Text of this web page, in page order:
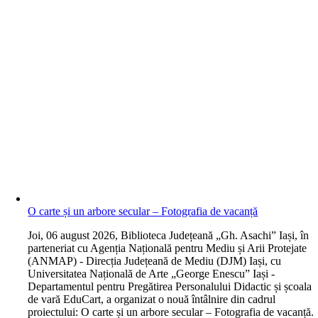
O carte și un arbore secular – Fotografia de vacanță
Joi, 06 august 2026, Biblioteca Județeană „Gh. Asachi” Iași, în
parteneriat cu Agenția Națională pentru Mediu și Arii Protejate
(ANMAP) - Direcția Județeană de Mediu (DJM) Iași, cu
Universitatea Națională de Arte „George Enescu” Iași -
Departamentul pentru Pregătirea Personalului Didactic și școala
de vară EduCart, a organizat o nouă întâlnire din cadrul
proiectului: O carte și un arbore secular – Fotografia de vacanță.